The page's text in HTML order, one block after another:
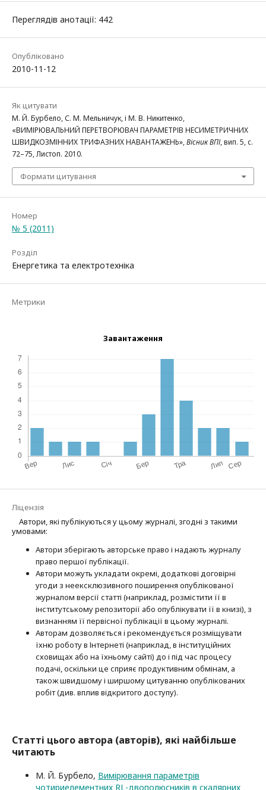
Переглядів анотації: 442
Опубліковано
2010-11-12
Як цитувати
М. Й. Бурбело, С. М. Мельничук, і М. В. Никитенко,
«ВИМІРЮВАЛЬНИЙ ПЕРЕТВОРЮВАЧ ПАРАМЕТРІВ НЕСИМЕТРИЧНИХ
ШВИДКОЗМІННИХ ТРИФАЗНИХ НАВАНТАЖЕНЬ»,Вісник ВПІ, вип. 5, с.
72–75, Листоп. 2010.
Формати цитування
Номер
№ 5 (2011)
Розділ
Енергетика та електротехніка
Метрики
Завантаження
Ліцензія
Автори, які публікуються у цьому журналі, згодні з такими
умовами:
Автори зберігають авторське право і надають журналу
право першої публі­кації.
Автори можуть укладати окремі, додат­кові договірні
угоди з неексклюзив­ного поширення опублікованої
журналом версії статті (наприклад, розмістити її в
інститутському репозиторії або опубліку­вати її в книзі), з
визнанням її первісної публікації в цьому журналі.
Авторам дозволяється і рекомендується розміщувати
їхню роботу в Інтернеті (наприклад, в інституційних
сховищах або на їхньому сайті) до і під час процесу
подачі, оскільки це сприяє продуктивним обмінам, а
також швидшому і ширшому цитуванню опубліко­ва­них
робіт (див. вплив відкритого доступу).
Статті цього автора (авторів), які найбільше
читають
М. Й. Бурбело, Вимірювання параметрів
чотириелементних RL-двополюсників в скалярних